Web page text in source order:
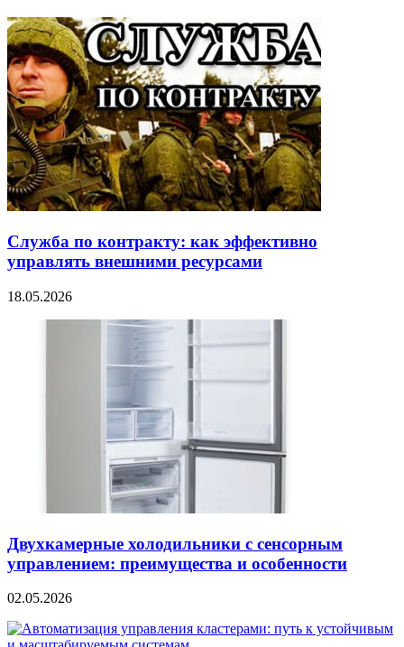
Служба по контракту: как эффективно
управлять внешними ресурсами
18.05.2026
Двухкамерные холодильники с сенсорным
управлением: преимущества и особенности
02.05.2026